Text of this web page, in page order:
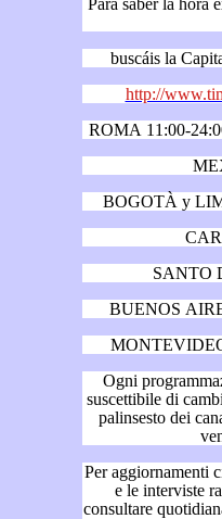
Para saber la hora exacta en el
http://
BOGOTÀ y
SANTO
BUENOS
Ogni programmazione
suscettibile di cambiamenti in base alle variazioni del
palinsesto dei canali in cui le
Per aggiornamenti circa il “Dizionario
e le interviste radiofoniche a Franco Simone,
consultare quotidianamente “Franco